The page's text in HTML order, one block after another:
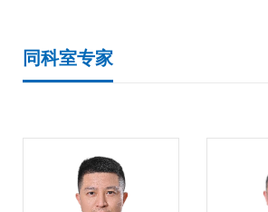
同科室专家